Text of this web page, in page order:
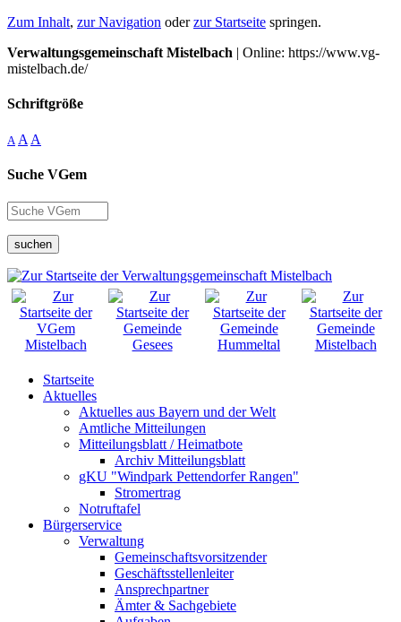
Zum Inhalt, zur Navigation oderzur Startseite springen.
Verwaltungsgemeinschaft Mistelbach | Online: https://www.vg-
mistelbach.de/
Schriftgröße
A A A
Suche VGem
suchen
Startseite
Aktuelles
Aktuelles aus Bayern und der Welt
Amtliche Mitteilungen
Mitteilungsblatt / Heimatbote
Archiv Mitteilungsblatt
gKU "Windpark Pettendorfer Rangen"
Stromertrag
Notruftafel
Bürgerservice
Verwaltung
Gemeinschaftsvorsitzender
Geschäftsstellenleiter
Ansprechpartner
Ämter & Sachgebiete